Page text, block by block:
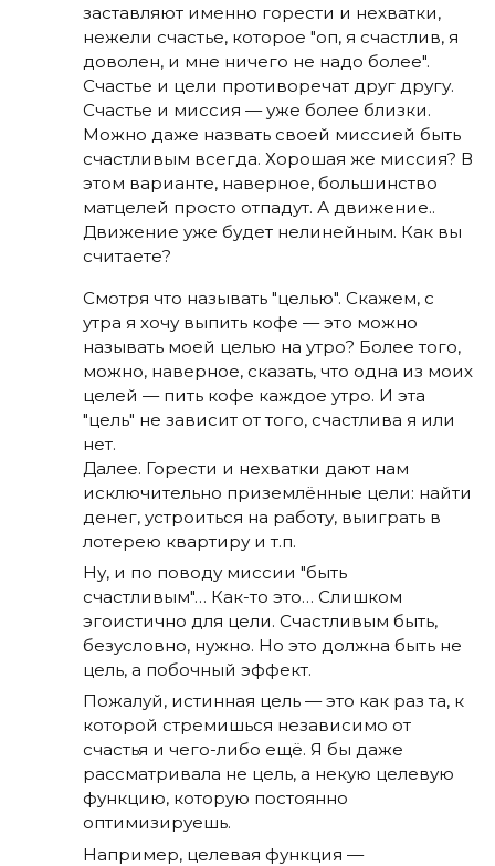
заставляют именно горести и нехватки,
нежели счастье, которое "оп, я счастлив, я
доволен, и мне ничего не надо более".
Счастье и цели противоречат друг другу.
Счастье и миссия — уже более близки.
Можно даже назвать своей миссией быть
счастливым всегда. Хорошая же миссия? В
этом варианте, наверное, большинство
матцелей просто отпадут. А движение..
Движение уже будет нелинейным. Как вы
считаете?
Смотря что называть "целью". Скажем, с
утра я хочу выпить кофе — это можно
называть моей целью на утро? Более того,
можно, наверное, сказать, что одна из моих
целей — пить кофе каждое утро. И эта
"цель" не зависит от того, счастлива я или
нет.
Далее. Горести и нехватки дают нам
исключительно приземлённые цели: найти
денег, устроиться на работу, выиграть в
лотерею квартиру и т.п.
Ну, и по поводу миссии "быть
счастливым"… Как-то это… Слишком
эгоистично для цели. Счастливым быть,
безусловно, нужно. Но это должна быть не
цель, а побочный эффект.
Пожалуй, истинная цель — это как раз та, к
которой стремишься независимо от
счастья и чего-либо ещё. Я бы даже
рассматривала не цель, а некую целевую
функцию, которую постоянно
оптимизируешь.
Например, целевая функция —